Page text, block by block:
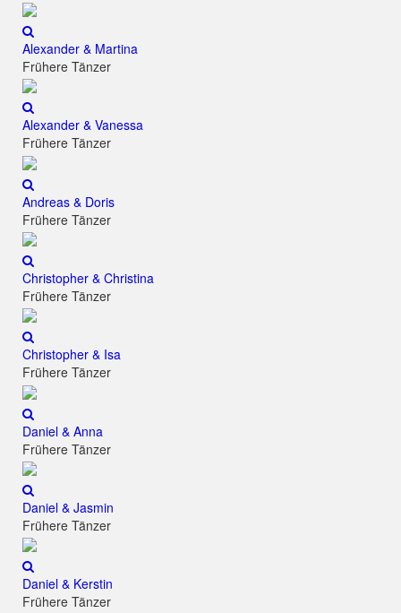
Alexander & Martina
Frühere Tänzer
Alexander & Vanessa
Frühere Tänzer
Andreas & Doris
Frühere Tänzer
Christopher & Christina
Frühere Tänzer
Christopher & Isa
Frühere Tänzer
Daniel & Anna
Frühere Tänzer
Daniel & Jasmin
Frühere Tänzer
Daniel & Kerstin
Frühere Tänzer